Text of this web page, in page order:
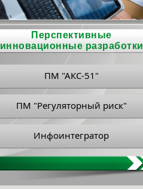
Перспективные
инновационные разработки
ПМ "АКС-51"
ПМ "Регуляторный риск"
Инфоинтегратор